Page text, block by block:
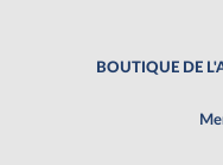
BOUTIQUE DE